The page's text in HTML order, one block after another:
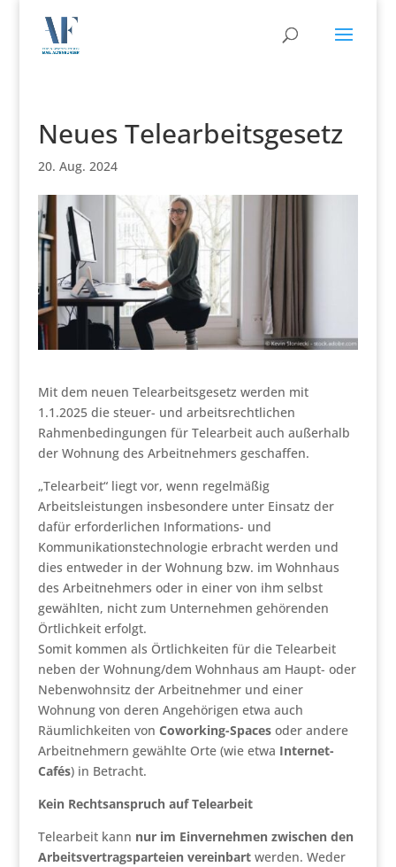
Neues Telearbeitsgesetz
20. Aug. 2024
Mit dem neuen Telearbeitsgesetz werden mit
1.1.2025 die steuer- und arbeitsrechtlichen
Rahmenbedingungen für Telearbeit auch außerhalb
der Wohnung des Arbeitnehmers geschaffen.
„Telearbeit“ liegt vor, wenn regelmäßig
Arbeitsleistungen insbesondere unter Einsatz der
dafür erforderlichen Informations- und
Kommunikationstechnologie erbracht werden und
dies entweder in der Wohnung bzw. im Wohnhaus
des Arbeitnehmers oder in einer von ihm selbst
gewählten, nicht zum Unternehmen gehörenden
Örtlichkeit erfolgt.
Somit kommen als Örtlichkeiten für die Telearbeit
neben der Wohnung/dem Wohnhaus am Haupt- oder
Nebenwohnsitz der Arbeitnehmer und einer
Wohnung von deren Angehörigen etwa auch
Räumlichkeiten von Coworking-Spacesoder andere
Arbeitnehmern gewählte Orte (wie etwa Internet-
Cafés) in Betracht.
Kein Rechtsanspruch auf Telearbeit
Telearbeit kann nur im Einvernehmen zwischen den
Arbeitsvertragsparteien vereinbartwerden. Weder